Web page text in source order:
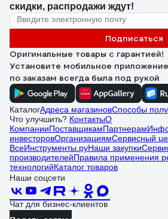
скидки, распродажи ждут!
Подписаться
Оригинальные товары с гарантией!
Установите мобильное
по заказам всегда была под рукой
КаталогАдреса магазиновСпособы
Что улучшить? КонтактыО
КомпанииПоставщикамПартнерам
инвесторовОрганизациямСервисный
ВсеИнструменты.руНаши закупки
производителейПравила применения
технологийКаталог товаров
Наши соцсети
Чат для бизнес-клиентов